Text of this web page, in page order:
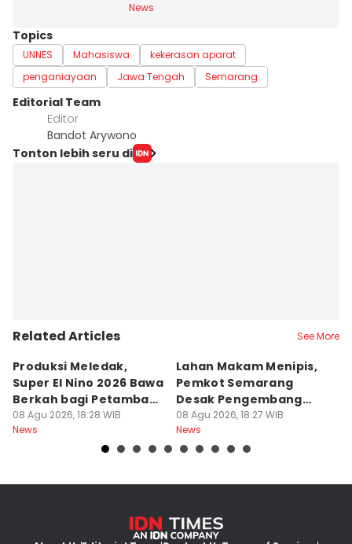
News
Topics
UNNES Mahasiswa
kekerasan aparat
penganiayaan
Jawa Tengah Semarang
Editorial Team
Editor
Bandot Arywono
Tonton lebih seru di
Related Articles See More
Produksi Meledak,
Super El Nino 2026 Bawa
Berkah bagi Petambak
Garam
08 Agu 2026, 18:28 WIB
News
Lahan Makam Menipis,
Pemkot Semarang
Desak Pengembang
Serahkan PSU
08 Agu 2026, 18:27 WIB
News